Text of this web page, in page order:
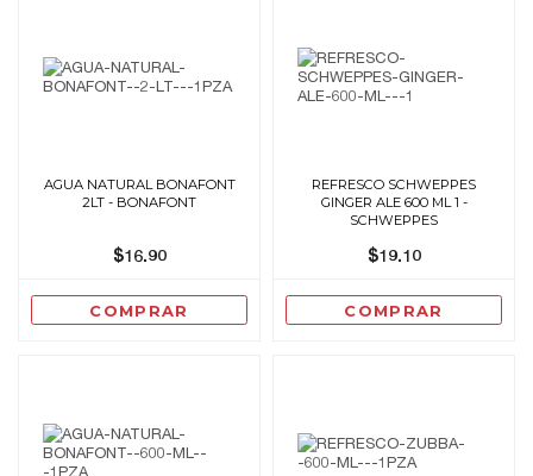
AGUA NATURAL BONAFONT
2LT - BONAFONT
$16.90
COMPRAR
REFRESCO SCHWEPPES
GINGER ALE 600 ML 1 -
SCHWEPPES
$19.10
COMPRAR